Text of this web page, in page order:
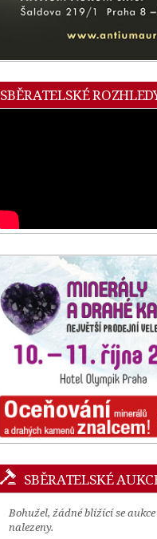
SBĚRATELSKÉ
SBĚRATELSKÉ
Bohužel, žádné blížící se
nalezeny.